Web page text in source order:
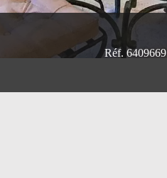
Réf. 6409669